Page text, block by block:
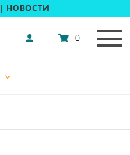
| НОВОСТИ
0